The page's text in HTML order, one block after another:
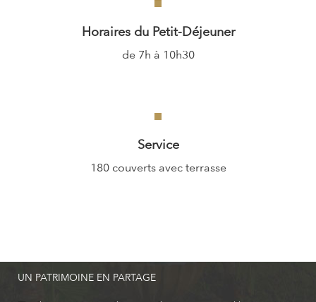
Horaires du Petit-Déjeuner
de 7h à 10h30
Service
180 couverts avec terrasse
UN PATRIMOINE EN PARTAGE